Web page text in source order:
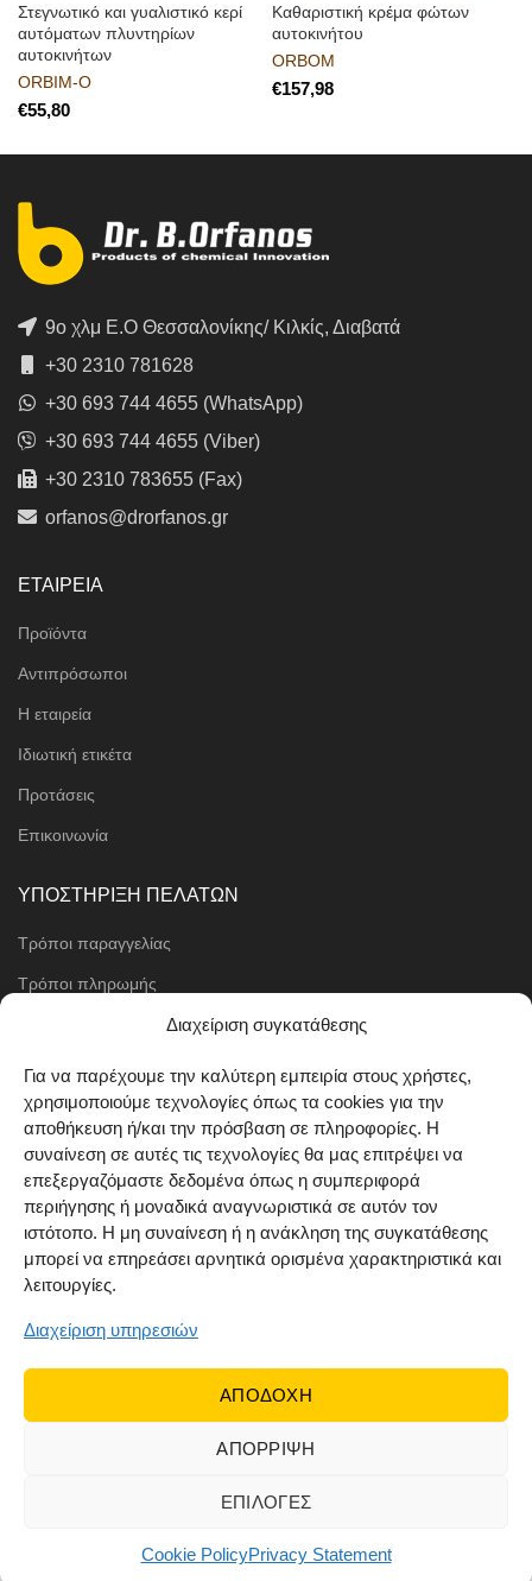
Διαχείριση συγκατάθεσης
Για να παρέχουμε την καλύτερη εμπειρία στους χρήστες,
χρησιμοποιούμε τεχνολογίες όπως τα cookies για την
αποθήκευση ή/και την πρόσβαση σε πληροφορίες. Η
συναίνεση σε αυτές τις τεχνολογίες θα μας επιτρέψει να
επεξεργαζόμαστε δεδομένα όπως η συμπεριφορά
περιήγησης ή μοναδικά αναγνωριστικά σε αυτόν τον
ιστότοπο. Η μη συναίνεση ή η ανάκληση της συγκατάθεσης
μπορεί να επηρεάσει αρνητικά ορισμένα χαρακτηριστικά και
λειτουργίες.
Διαχείριση υπηρεσιών
ΑΠΟΔΟΧΗ
ΑΠΟΡΡΙΨΗ
ΕΠΙΛΟΓΕΣ
Cookie PolicyPrivacy Statement
Στεγνωτικό και γυαλιστικό κερί
αυτόματων πλυντηρίων
αυτοκινήτων
ORBIM-O
€
Καθαριστική κρέμα φώτων
αυτοκινήτου
ORBOM
€
9ο χλμ Ε.Ο Θεσσαλονίκης/ Κιλκίς, Διαβατά
+30 2310 781628
+30 693 744 4655 (WhatsApp)
+30 693 744 4655 (Viber)
+30 2310 783655 (Fax)
orfanos@drorfanos.gr
ΕΤΑΙΡΕΙΑ
Προϊόντα
Αντιπρόσωποι
Η εταιρεία
Ιδιωτική ετικέτα
Προτάσεις
Επικοινωνία
ΥΠΟΣΤΗΡΙΞΗ ΠΕΛΑΤΩΝ
Τρόποι παραγγελίας
Τρόποι πληρωμής
Μέθοδοι αποστολής
Όροι χρήσης
Cookie Policy (EU)
ΑΚΟΛΟΥΘΗΣΤΕ ΜΑΣ
Web development